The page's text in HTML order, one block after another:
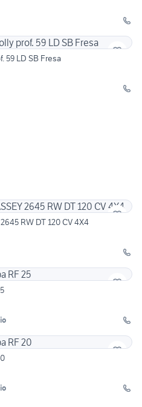
59 LD SB Fresa
RW DT 120 CV 4X4